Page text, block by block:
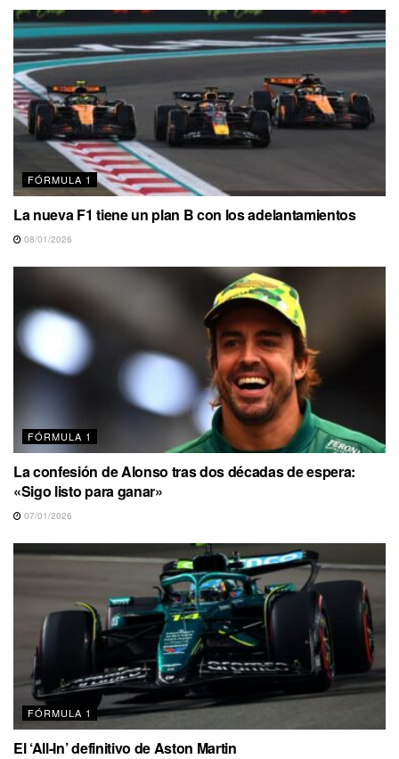
FÓRMULA 1
La nueva F1 tiene un plan B con los adelantamientos
08/01/2026
FÓRMULA 1
La confesión de Alonso tras dos décadas de espera:
«Sigo listo para ganar»
07/01/2026
FÓRMULA 1
El ‘All-In’ definitivo de Aston Martin